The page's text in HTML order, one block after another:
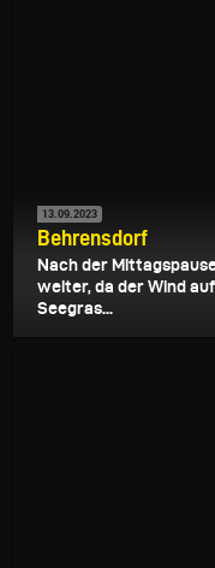
13.09.2023
Behrensdorf
Nach der
weiter, da der Wind
Seegras...